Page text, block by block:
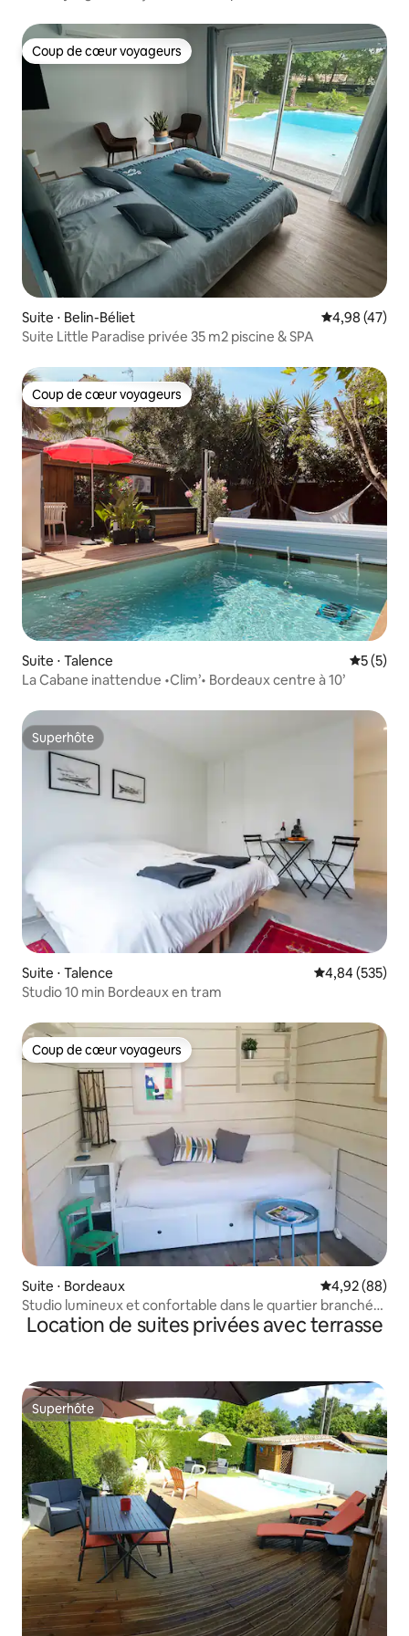
Coup de cœur voyageurs
Coup de cœur voyageurs
Suite ⋅ Belin-Béliet Évaluation
4,98 (47)
Suite Little Paradise privée 35 m2 piscine & SPA
Coup de cœur voyageurs
Coup de cœur voyageurs
Suite ⋅ Talence
5 (5)
La Cabane inattendue •Clim’• Bordeaux centre à 10’
Superhôte
Superhôte
Suite ⋅ Talence Évaluation
4,84 (535)
Studio 10 min Bordeaux en tram
Coup de cœur voyageurs
Coup de cœur voyageurs
Suite ⋅ Bordeaux Évaluation
4,92 (88)
Studio lumineux et confortable dans le quartier branché
des Chartrons (climatisation)
Location de suites privées avec terrasse
Superhôte
Superhôte